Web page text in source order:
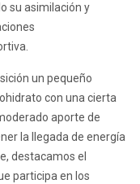
su asimilación y
un pequeño
con una cierta
aporte de
la llegada de energía
destacamos el
participa en los